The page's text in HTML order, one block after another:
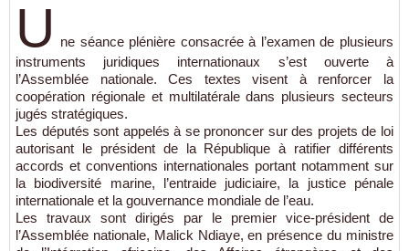
U
ne séance plénière consacrée à l’examen de plusieurs
instruments juridiques internationaux s’est ouverte à
l’Assemblée nationale. Ces textes visent à renforcer la
coopération régionale et multilatérale dans plusieurs secteurs
jugés stratégiques.
Les députés sont appelés à se prononcer sur des projets de loi
autorisant le président de la République à ratifier différents
accords et conventions internationales portant notamment sur
la biodiversité marine, l’entraide judiciaire, la justice pénale
internationale et la gouvernance mondiale de l’eau.
Les travaux sont dirigés par le premier vice-président de
l’Assemblée nationale, Malick Ndiaye, en présence du ministre